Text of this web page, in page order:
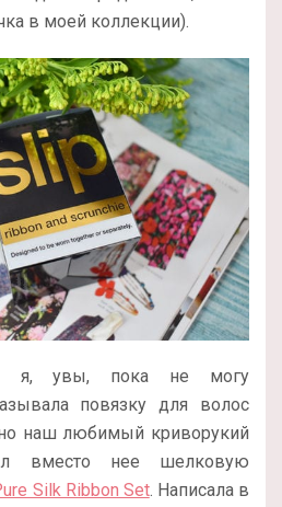
в моей коллекции).
я, увы, пока не могу
повязку для волос
наш любимый криворукий
вместо нее шелковую
Silk Ribbon Set. Написала в